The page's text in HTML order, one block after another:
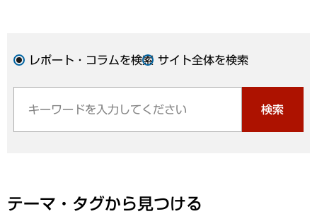
レポート・コラムを検索 サイト全体を検索
検索
テーマ・タグから見つける